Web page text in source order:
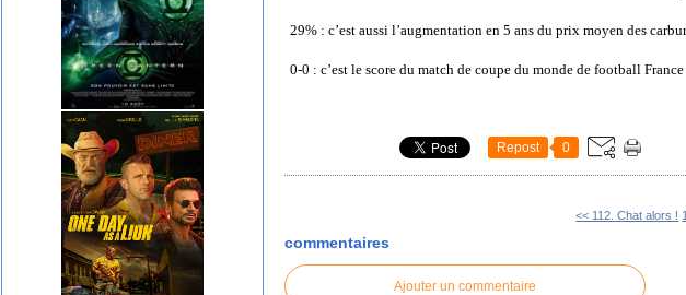
29% : c’est aussi l’augmentation en 5 ans du prix moyen des
0-0 : c’est le score du match de coupe du monde de football
Repost 0
<< 112. Chat alors !
commentaires
Ajouter un commentaire